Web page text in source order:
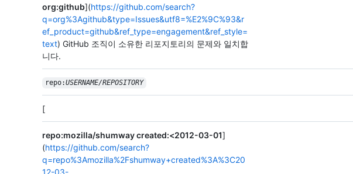
org:github](https://github.com/search?
q=org%3Agithub&type=Issues&utf8=%E2%9C%93&r
ef_product=github&ref_type=engagement&ref_style=
text) GitHub 조직이 소유한 리포지토리의 문제와 일치합
니다.
repo:USERNAME/REPOSITORY
[
repo:mozilla/shumway created:<2012-03-01]
(https://github.com/search?
q=repo%3Amozilla%2Fshumway+created%3A%3C20
12-03-